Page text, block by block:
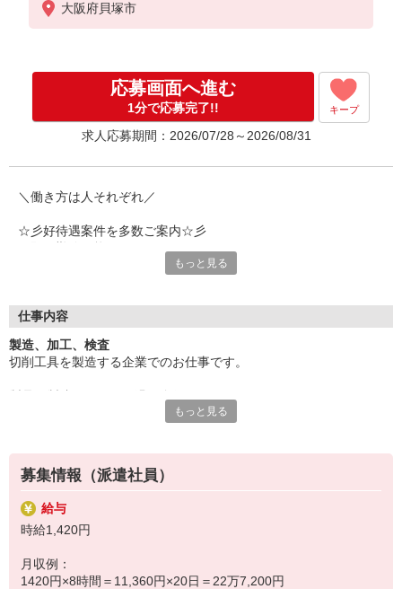
月収例：
別途 交通費全額支給
大阪府貝塚市
応募画面へ進む
1分で応募完了!! キープ
求人応募期間：2026/07/28～2026/08/31
＼働き方は人それぞれ／
☆彡好待遇案件を多数ご案内☆彡
★アクティブワーク
★ちょっと難しめの有資格業務
★直接雇用前提の紹介派遣
気になることやご質問はお問い合わせだけも大歓迎☆彡
ご応募心よりお待ちしております（・ω・）ノ
もっと見る
仕事内容
製造、加工、検査
切削工具を製造する企業でのお仕事です。
プレス機、マシニングセンター、ＮＣ旋盤なども使用しますが、
いずれも未経験でもOKな仕事内容です！
※長期のお仕事です。
もっと見る
募集情報（派遣社員）
給与
時給1,420円
月収例：
1420円×8時間＝11,360円×20日＝22万7,200円